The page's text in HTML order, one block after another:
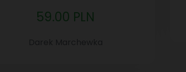
59.00 PLN